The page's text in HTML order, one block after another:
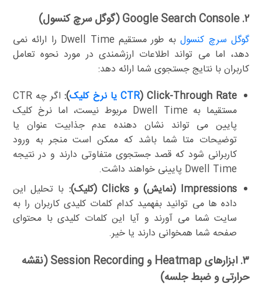
۲. Google Search Console (گوگل سرچ کنسول)
گوگل سرچ کنسول
به طور مستقیم Dwell Time را ارائه نمی
دهد، اما می تواند اطلاعات ارزشمندی در مورد نحوه تعامل
کاربران با نتایج جستجوی شما ارائه دهد:
Click-Through Rate ( CTR یا نرخ کلیک ):
اگر چه CTR
مستقیما به Dwell Time مربوط نیست، اما نرخ کلیک
پایین می تواند نشان دهنده عدم جذابیت عنوان یا
توضیحات متا شما باشد که ممکن است منجر به ورود
کاربرانی شود که قصد جستجوی متفاوتی دارند و در نتیجه
Dwell Time پایینی خواهند داشت.
Impressions (نمایش) و Clicks (کلیک):
با تحلیل این
داده ها می توانید بفهمید کدام کلمات کلیدی کاربران را به
سایت شما می آورند و آیا این کلمات کلیدی با محتوای
صفحه شما همخوانی دارند یا خیر.
۳. ابزارهای Heatmap و Session Recording (نقشه
حرارتی و ضبط جلسه)